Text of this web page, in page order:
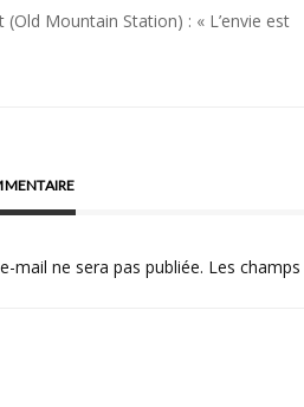
(Old Mountain Station) : « L’envie est
mail ne sera pas publiée. Les